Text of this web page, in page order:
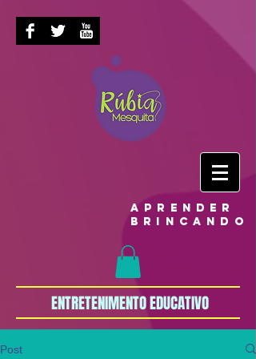
aprender
brincando
ENTRETENIMENTO EDUCATIVO
Post